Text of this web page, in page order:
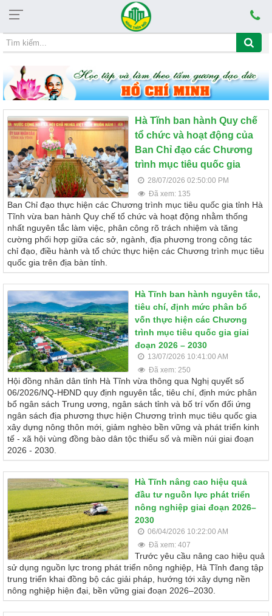
Chủ nhật, 09/08/2026, 06:11
CHỦ ĐỀ HỌC TẬP VÀ LÀM THEO TẤM
Hà Tĩnh ban hành Quy chế
tổ chức và hoạt động của
Ban Chỉ đạo các Chương
trình mục tiêu quốc gia
28/07/2026 02:50:00 PM
Đã xem: 135
Ban Chỉ đạo thực hiện các Chương trình mục tiêu quốc gia tỉnh Hà
Tĩnh vừa ban hành Quy chế tổ chức và hoạt động nhằm thống
nhất nguyên tắc làm việc, phân công rõ trách nhiệm và tăng
cường phối hợp giữa các sở, ngành, địa phương trong công tác
chỉ đạo, điều hành và tổ chức thực hiện các Chương trình mục tiêu
quốc gia trên địa bàn tỉnh.
Hà Tĩnh ban hành nguyên tắc,
tiêu chí, định mức phân bổ
vốn thực hiện các Chương
trình mục tiêu quốc gia giai
đoạn 2026 – 2030
13/07/2026 10:41:00 AM
Đã xem: 250
Hội đồng nhân dân tỉnh Hà Tĩnh vừa thông qua Nghị quyết số
06/2026/NQ-HĐND quy định nguyên tắc, tiêu chí, định mức phân
bổ ngân sách Trung ương, ngân sách tỉnh và bố trí vốn đối ứng
ngân sách địa phương thực hiện Chương trình mục tiêu quốc gia
xây dựng nông thôn mới, giảm nghèo bền vững và phát triển kinh
tế - xã hội vùng đồng bào dân tộc thiểu số và miền núi giai đoạn
2026 - 2030.
Hà Tĩnh nâng cao hiệu quả
đầu tư nguồn lực phát triển
nông nghiệp giai đoạn 2026–
2030
06/04/2026 10:22:00 AM
Đã xem: 407
Trước yêu cầu nâng cao hiệu quả
sử dụng nguồn lực trong phát triển nông nghiệp, Hà Tĩnh đang tập
trung triển khai đồng bộ các giải pháp, hướng tới xây dựng nền
nông nghiệp hiện đại, bền vững giai đoạn 2026–2030.